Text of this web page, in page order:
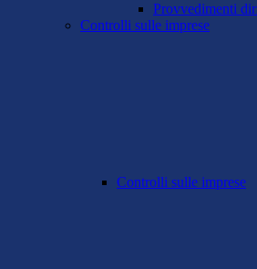
Provvedimenti
Controlli sulle imprese
Controlli sulle imprese